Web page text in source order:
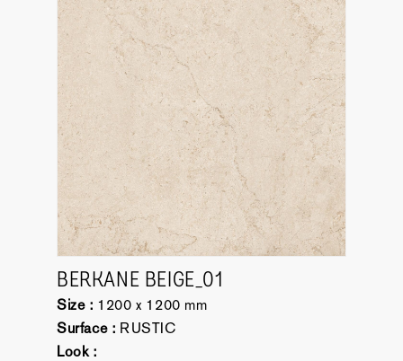
BERKANE BEIGE_01
Size : 1200 x 1200 mm
Surface : RUSTIC
Look :